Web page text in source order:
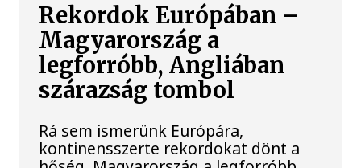
Rekordok Európában –
Magyarország a
legforróbb, Angliában
szárazság tombol
Rá sem ismerünk Európára,
kontinensszerte rekordokat dönt a